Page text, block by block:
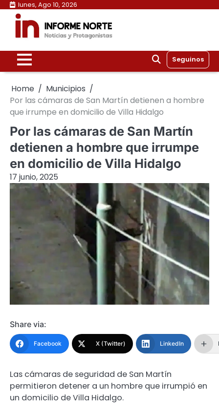
Skip
content
lunes, Ago 10, 2026
Seguinos
Home
Municipios
Por las cámaras de San Martín detienen a hombre
que irrumpe en domicilio de Villa Hidalgo
Por las cámaras de San Martín
detienen a hombre que irrumpe
en domicilio de Villa Hidalgo
17 junio, 2025
Share via:
Facebook X (Twitter) LinkedIn
Las cámaras de seguridad de San Martín
permitieron detener a un hombre que irrumpió en
un domicilio de Villa Hidalgo.